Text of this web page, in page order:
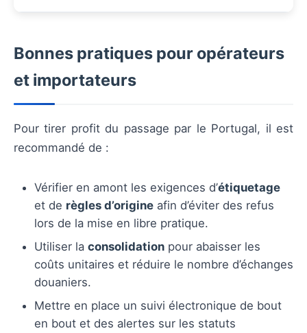
Bonnes pratiques pour opérateurs
et importateurs
Pour tirer profit du passage par le Portugal, il est
recommandé de :
Vérifier en amont les exigences d’étiquetage
et de règles d’origine afin d’éviter des refus
lors de la mise en libre pratique.
Utiliser la consolidation pour abaisser les
coûts unitaires et réduire le nombre d’échanges
douaniers.
Mettre en place un suivi électronique de bout
en bout et des alertes sur les statuts